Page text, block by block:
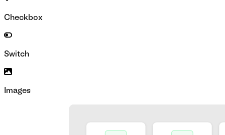
Checkbox
Switch
Images